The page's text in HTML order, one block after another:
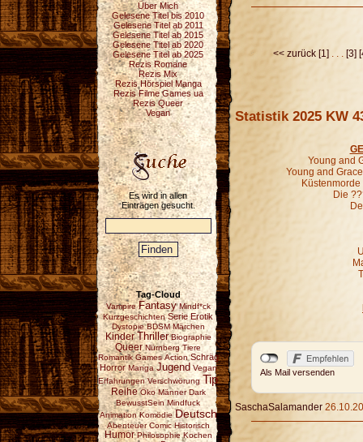
Über Mich
Gelesene Titel bis 2010
Gelesene Titel ab 2011
Gelesene Titel ab 2015
Gelesene Titel ab 2020
Gelesene Titel ab 2025
Rezis Romane
Rezis Mix
Rezis Hörspiel Manga
Rezis Filme Games ua
Rezis Queer
Vegan
Es wird in allen
Einträgen gesucht.
Tag-Cloud
Vampire Fantasy Mindf*ck
Kurzgeschichten Serie Erotik
Dystopie BDSM Märchen
Kinder Thriller Biographie
Queer Nürnberg Tiere
Romantik Games Action Schräg
Horror Manga Jugend Vegan
Erfahrungen Verschwörung Tip
Reihe Öko Männer Dark
BewusstSein Mindfuck
Animation Komödie Deutsch
Abenteuer Comic Historisch
Humor Philosophie Kochen
<< zurück [1] [3]
Statistik 2025 KW
Young and
Young and
Die
Als Mail versenden
SaschaSalamander